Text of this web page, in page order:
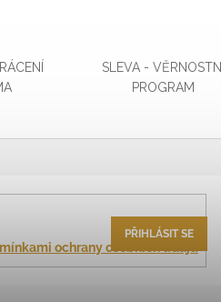
SLEVA - VĚRNOSTNÍ
PROGRAM
ochrany osobních údajů
PŘIHLÁSIT SE